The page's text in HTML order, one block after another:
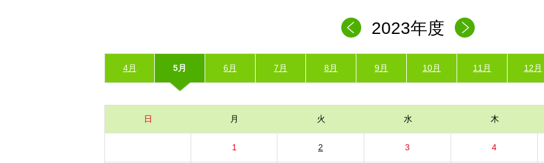
2023年度
4月 5月 6月 7月 8月 9月 10月 11月 12月
日 月 火 水 木
1 2 3 4